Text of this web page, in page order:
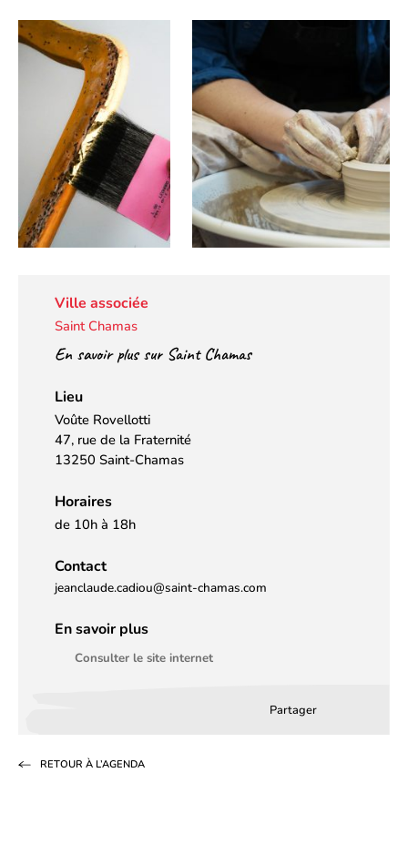
Ville associée
Saint Chamas
En savoir plus sur Saint Chamas
Lieu
Voûte Rovellotti
47, rue de la Fraternité
13250 Saint-Chamas
Horaires
de 10h à 18h
Contact
jeanclaude.cadiou@saint-chamas.com
En savoir plus
Consulter le site internet
Partager
RETOUR À L’AGENDA